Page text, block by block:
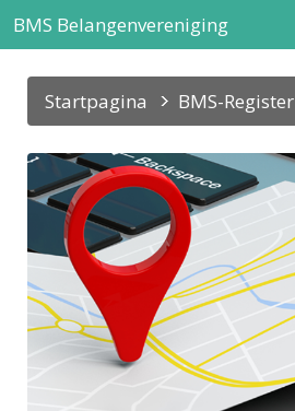
BMS Belangenvereniging
Startpagina BMS-Register